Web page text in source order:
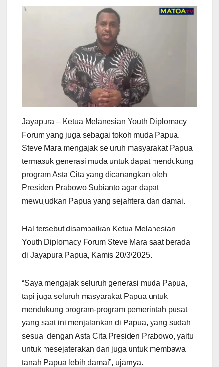
Jayapura – Ketua Melanesian Youth Diplomacy
Forum yang juga sebagai tokoh muda Papua,
Steve Mara mengajak seluruh masyarakat Papua
termasuk generasi muda untuk dapat mendukung
program Asta Cita yang dicanangkan oleh
Presiden Prabowo Subianto agar dapat
mewujudkan Papua yang sejahtera dan damai.
Hal tersebut disampaikan Ketua Melanesian
Youth Diplomacy Forum Steve Mara saat berada
di Jayapura Papua, Kamis 20/3/2025.
“Saya mengajak seluruh generasi muda Papua,
tapi juga seluruh masyarakat Papua untuk
mendukung program-program pemerintah pusat
yang saat ini menjalankan di Papua, yang sudah
sesuai dengan Asta Cita Presiden Prabowo, yaitu
untuk mesejaterakan dan juga untuk membawa
tanah Papua lebih damai”, ujarnya.